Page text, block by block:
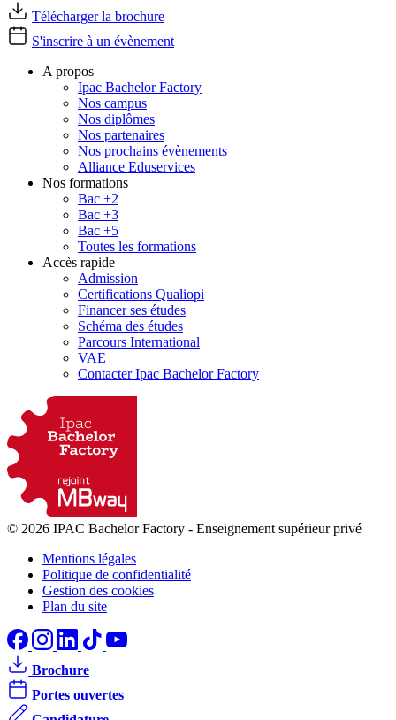
Télécharger la brochure
S'inscrire à un évènement
A propos
Ipac Bachelor Factory
Nos campus
Nos diplômes
Nos partenaires
Nos prochains évènements
Alliance Eduservices
Nos formations
Bac +2
Bac +3
Bac +5
Toutes les formations
Accès rapide
Admission
Certifications Qualiopi
Financer ses études
Schéma des études
Parcours International
VAE
Contacter Ipac Bachelor Factory
© 2026 IPAC Bachelor Factory - Enseignement supérieur privé
Mentions légales
Politique de confidentialité
Gestion des cookies
Plan du site
Brochure
Portes ouvertes